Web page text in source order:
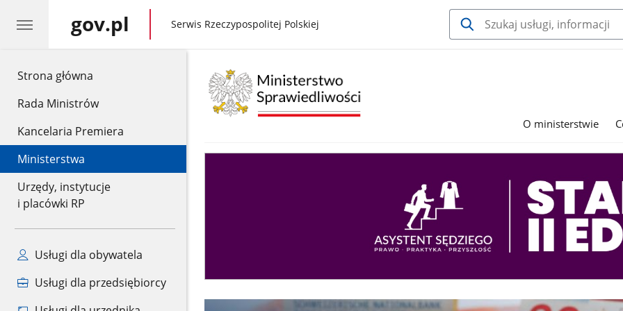
Strona główna
Rada Ministrów
Kancelaria Premiera
Ministerstwa
Urzędy, instytucje
i placówki RP
Usługi dla obywatela
Usługi dla przedsiębiorcy
gov.pl gov.pl
Serwis Rzeczypospolitej Polskiej
O ministerstwie